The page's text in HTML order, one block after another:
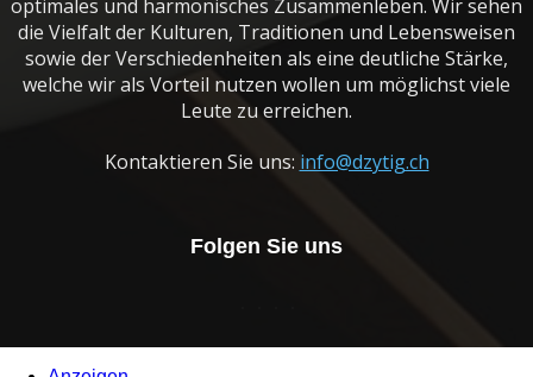
optimales und harmonisches Zusammenleben. Wir sehen
die Vielfalt der Kulturen, Traditionen und Lebensweisen
sowie der Verschiedenheiten als eine deutliche Stärke,
welche wir als Vorteil nutzen wollen um möglichst viele
Leute zu erreichen.
Kontaktieren Sie uns: info@dzytig.ch
Folgen Sie uns